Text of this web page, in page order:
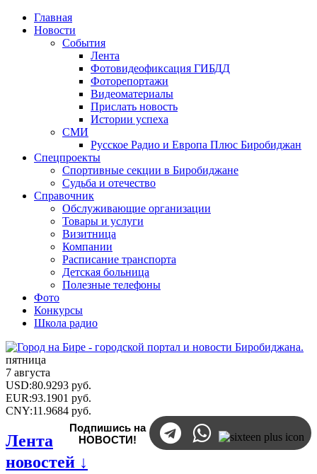
Главная
Новости
События
Лента
Фотовидеофиксация ГИБДД
Фоторепортажи
Видеоматериалы
Прислать новость
Истории успеха
СМИ
Русское Радио и Европа Плюс Биробиджан
Спецпроекты
Спортивные секции в Биробиджане
Судьба и отечество
Справочник
Обслуживающие организации
Товары и услуги
Визитница
Компании
Расписание транспорта
Детская больница
Полезные телефоны
Фото
Конкурсы
Школа радио
пятница
7 августа
USD:80.9293 руб.
EUR:93.1901 руб.
CNY:11.9684 руб.
Подпишись на
НОВОСТИ!
Лента
новостей ↓